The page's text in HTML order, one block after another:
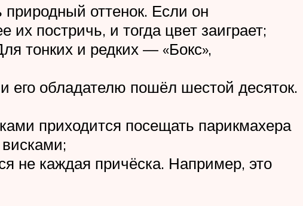
оттенок. Если он
постричь, и тогда цвет заиграет;
тонких и редких — «Бокс»,
его обладателю пошёл шестой десяток.
приходится посещать парикмахера
не каждая причёска. Например, это